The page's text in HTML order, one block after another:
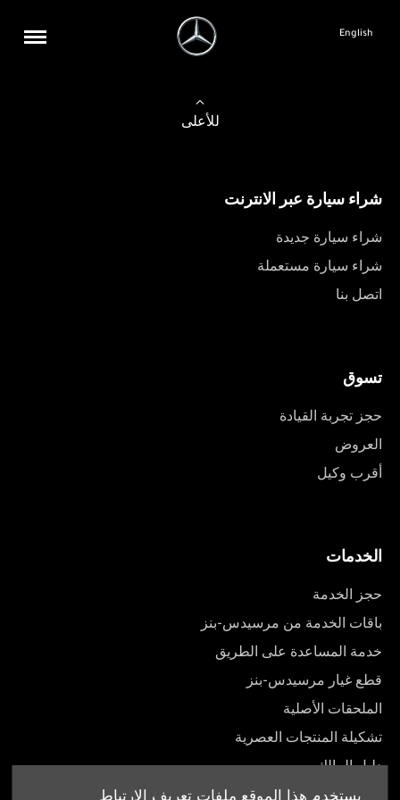
يستخدم هذا الموقع ملفات تعريف الارتباط
English
للأعلى
شراء سيارة عبر الانترنت
شراء سيارة جديدة
شراء سيارة مستعملة
اتصل بنا
تسوق
حجز تجربة القيادة
العروض
أقرب وكيل
الخدمات
حجز الخدمة
باقات الخدمة من مرسيدس-بنز
خدمة المساعدة على الطريق
قطع غيار مرسيدس-بنز
الملحقات الأصلية
تشكيلة المنتجات العصرية
دليل المالك